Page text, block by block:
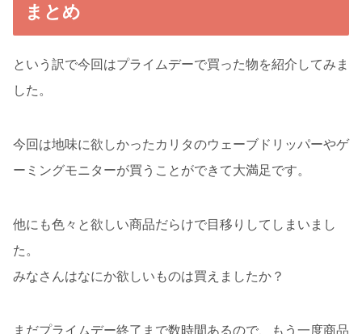
まとめ
という訳で今回はプライムデーで買った物を紹介してみま
した。
今回は地味に欲しかったカリタのウェーブドリッパーやゲ
ーミングモニターが買うことができて大満足です。
他にも色々と欲しい商品だらけで目移りしてしまいまし
た。
みなさんはなにか欲しいものは買えましたか？
まだプライムデー終了まで数時間あるので、もう一度商品